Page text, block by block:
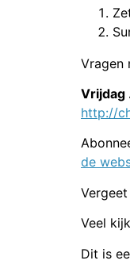
Vragen
Vrijdag
http://
de
Veel
Dit is